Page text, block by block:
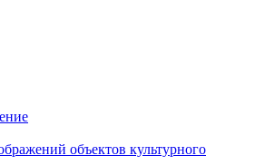
объектов культурного